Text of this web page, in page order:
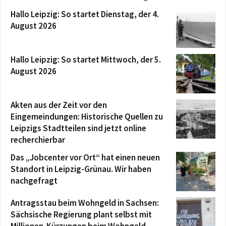
Hallo Leipzig: So startet Dienstag, der 4.
August 2026
Hallo Leipzig: So startet Mittwoch, der 5.
August 2026
Akten aus der Zeit vor den
Eingemeindungen: Historische Quellen zu
Leipzigs Stadtteilen sind jetzt online
recherchierbar
Das „Jobcenter vor Ort“ hat einen neuen
Standort in Leipzig-Grünau. Wir haben
nachgefragt
Antragsstau beim Wohngeld in Sachsen:
Sächsische Regierung plant selbst mit